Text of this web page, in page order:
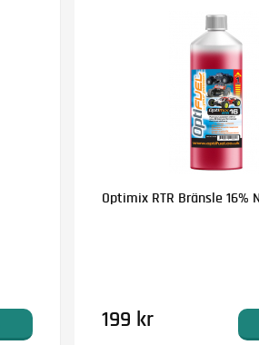
Optimix RTR Bränsle 16%
199 kr